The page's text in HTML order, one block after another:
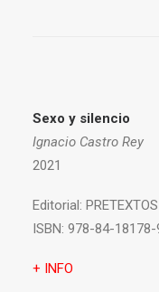
Sexo y silencio
Ignacio Castro Rey
2021
Editorial: PRETEXTOS
ISBN: 978-84-
+ INFO